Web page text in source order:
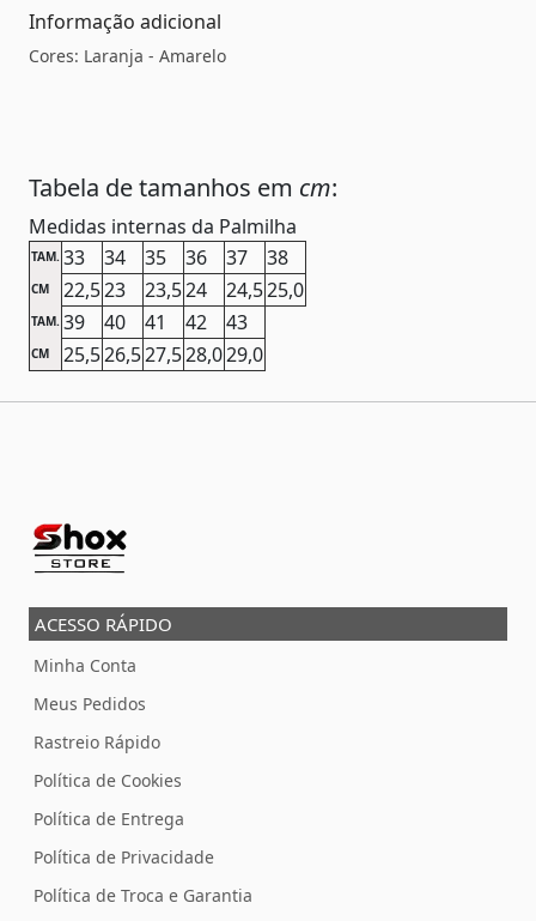
Informação adicional
Cores: Laranja - Amarelo
Tabela de tamanhos em cm:
Medidas internas da Palmilha
TAM. 33 34 35 36 37 38
CM 22,523 23,524 24,525,0
TAM. 39 40 41 42 43
CM 25,526,527,528,029,0
ACESSO RÁPIDO
Minha Conta
Meus Pedidos
Rastreio Rápido
Política de Cookies
Política de Entrega
Política de Privacidade
Política de Troca e Garantia